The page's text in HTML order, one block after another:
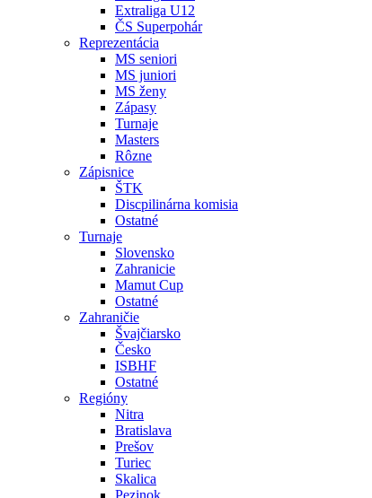
Extraliga U12
ČS Superpohár
Reprezentácia
MS seniori
MS juniori
MS ženy
Zápasy
Turnaje
Masters
Rôzne
Zápisnice
ŠTK
Discpilinárna komisia
Ostatné
Turnaje
Slovensko
Zahranicie
Mamut Cup
Ostatné
Zahraničie
Švajčiarsko
Česko
ISBHF
Ostatné
Regióny
Nitra
Bratislava
Prešov
Turiec
Skalica
Pezinok